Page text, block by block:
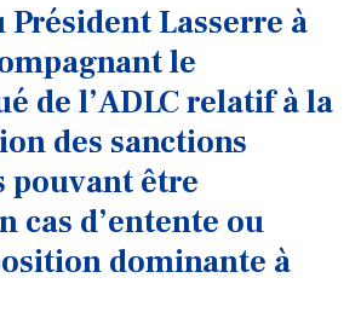
Lasserre à
le
de l’ADLC relatif à la
des sanctions
pouvant être
cas d’entente ou
dominante à